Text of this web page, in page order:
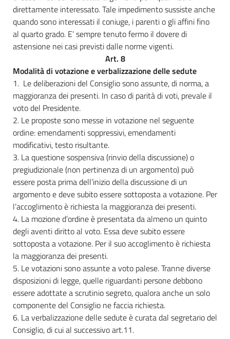
direttamente interessato. Tale impedimento sussiste anche
quando sono interessati il coniuge, i parenti o gli affini fino
al quarto grado. E’ sempre tenuto fermo il dovere di
astensione nei casi previsti dalle norme vigenti.
Art. 8
Modalità di votazione e verbalizzazione delle sedute
1. Le deliberazioni del Consiglio sono assunte, di norma, a
maggioranza dei presenti. In caso di parità di voti, prevale il
voto del Presidente.
2. Le proposte sono messe in votazione nel seguente
ordine: emendamenti soppressivi, emendamenti
modificativi, testo risultante.
3. La questione sospensiva (rinvio della discussione) o
pregiudizionale (non pertinenza di un argomento) può
essere posta prima dell’inizio della discussione di un
argomento e deve subito essere sottoposta a votazione. Per
l’accoglimento è richiesta la maggioranza dei presenti.
4. La mozione d’ordine è presentata da almeno un quinto
degli aventi diritto al voto. Essa deve subito essere
sottoposta a votazione. Per il suo accoglimento è richiesta
la maggioranza dei presenti.
5. Le votazioni sono assunte a voto palese. Tranne diverse
disposizioni di legge, quelle riguardanti persone debbono
essere adottate a scrutinio segreto, qualora anche un solo
componente del Consiglio ne faccia richiesta.
6. La verbalizzazione delle sedute è curata dal segretario del
Consiglio, di cui al successivo art.11.